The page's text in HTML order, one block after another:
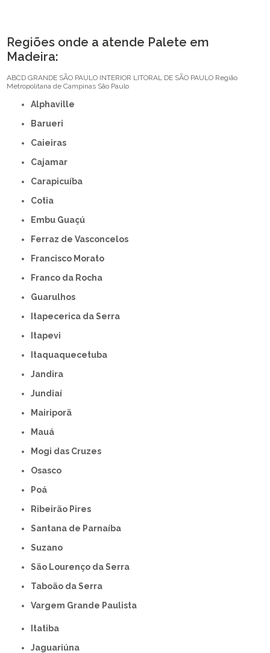
Regiões onde a atende Palete em
Madeira:
ABCD GRANDE SÃO PAULO INTERIOR LITORAL DE SÃO PAULO Região
Metropolitana de Campinas São Paulo
Alphaville
Barueri
Caieiras
Cajamar
Carapicuíba
Cotia
Embu Guaçú
Ferraz de Vasconcelos
Francisco Morato
Franco da Rocha
Guarulhos
Itapecerica da Serra
Itapevi
Itaquaquecetuba
Jandira
Jundiaí
Mairiporã
Mauá
Mogi das Cruzes
Osasco
Poá
Ribeirão Pires
Santana de Parnaíba
Suzano
São Lourenço da Serra
Taboão da Serra
Vargem Grande Paulista
Itatiba
Jaguariúna